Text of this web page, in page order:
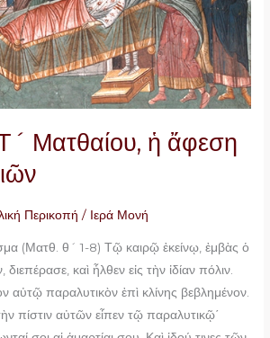
Ματθαίου, ἡ ἄφεση
Περικοπή / Ιερά Μονή
(Ματθ. θ´ 1-8) Τῷ καιρῷ ἐκείνῳ, ἐμβὰς ὁ
καὶ ἦλθεν εἰς τὴν ἰδίαν πόλιν.
αὐτῷ παραλυτικὸν ἐπὶ κλίνης βεβλημένον.
πίστιν αὐτῶν εἶπεν τῷ παραλυτικῷ΄